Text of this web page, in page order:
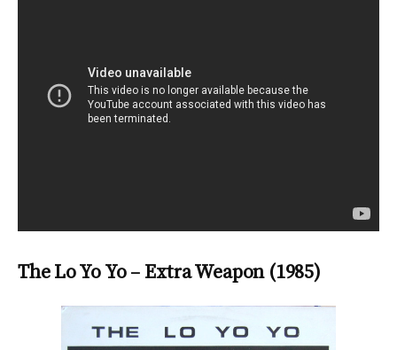
The Lo Yo Yo – Extra Weapon (1985)